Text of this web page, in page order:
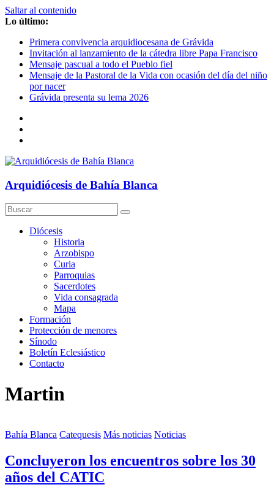
Saltar al contenido
Lo último:
Primera convivencia arquidiocesana de Grávida
Invitación al lanzamiento de la cátedra libre Papa Francisco
Mensaje pascual a todo el Pueblo fiel
Mensaje de la Pastoral de la Vida con ocasión del día del niño
por nacer
Grávida presenta su lema 2026
Arquidiócesis de Bahía Blanca
Diócesis
Historia
Arzobispo
Curia
Parroquias
Sacerdotes
Vida consagrada
Mapa
Formación
Protección de menores
Sínodo
Boletín Eclesiástico
Contacto
Martin
Bahía Blanca Catequesis Más noticias Noticias
Concluyeron los encuentros sobre los 30
años del CATIC